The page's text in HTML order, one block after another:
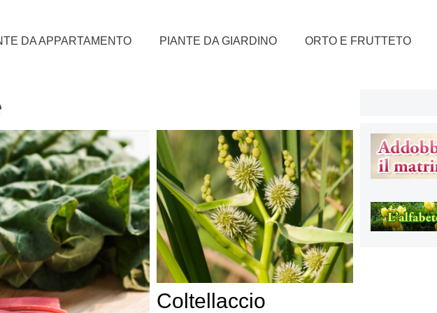
DA APPARTAMENTO PIANTE DA GIARDINO ORTO E FRUTTETO
Coltellaccio